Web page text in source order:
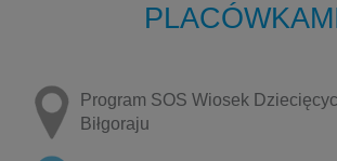
Program SOS Wiosek
Biłgoraju